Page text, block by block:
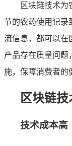
区块链技术为
节的农药使用记录
流信息，都可以在
产品存在质量问题
施，保障消费者的
区块链
技术成本高